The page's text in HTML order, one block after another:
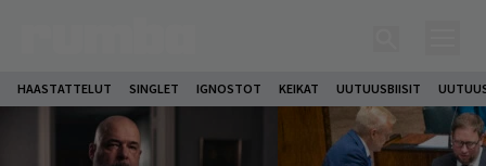
HAASTATTELUT SINGLET IGNOSTOT KEIKAT UUTUUSBIISIT